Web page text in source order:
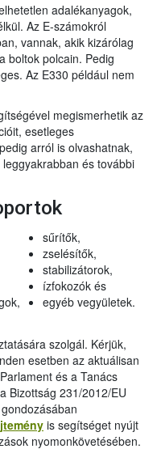
adalékanyagok,
Az E-számokról
vannak, akik kizárólag
boltok polcain. Pedig
Az E330 például nem
megismerhetik az
esetleges
arról is olvashatnak,
és további
sűrítők,
zselésítők,
stabilizátorok,
ízfokozók és
egyéb vegyületek.
szolgál. Kérjük,
esetben az aktuálisan
és a Tanács
Bizottság 231/2012/EU
is segítséget nyújt
nyomonkövetésében.